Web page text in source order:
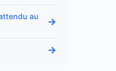
au
→
→